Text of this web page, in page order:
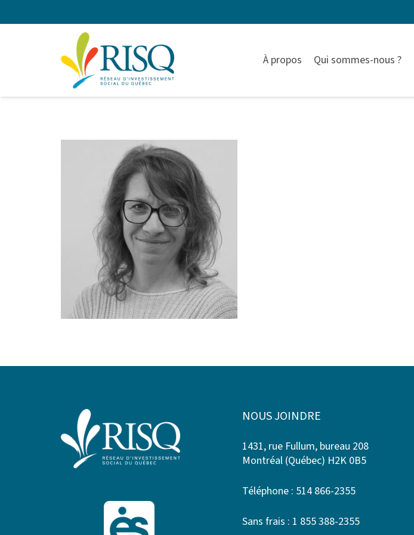
À propos Qui sommes-nous ?
NOUS JOINDRE
1431, rue Fullum, bureau 208
Montréal (Québec) H2K 0B5
Téléphone : 514 866-2355
Sans frais : 1 855 388-2355